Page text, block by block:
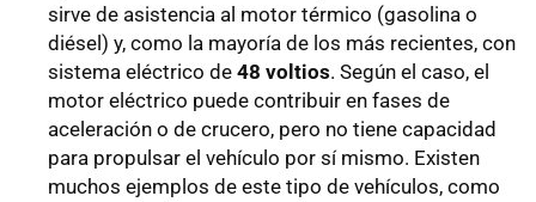
sirve de asistencia al motor térmico (gasolina o
diésel) y, como la mayoría de los más recientes, con
sistema eléctrico de 48 voltios. Según el caso, el
motor eléctrico puede contribuir en fases de
aceleración o de crucero, pero no tiene capacidad
para propulsar el vehículo por sí mismo. Existen
muchos ejemplos de este tipo de vehículos, como